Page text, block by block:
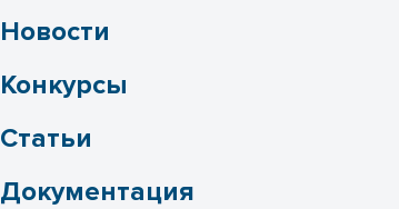
Новости
Конкурсы
Статьи
Документация